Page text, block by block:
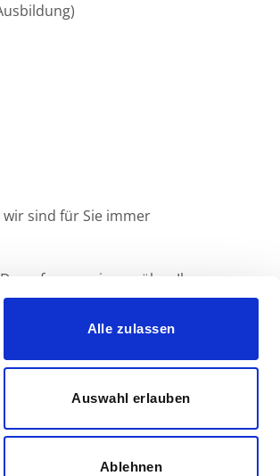
Alle zulassen
Auswahl erlauben
Ablehnen
sind für Sie immer
freuen wir uns über Ihre